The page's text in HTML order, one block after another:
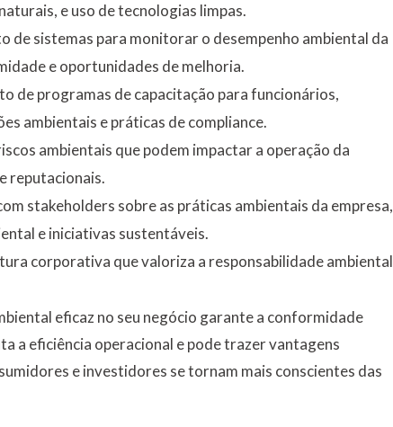
e uso de tecnologias limpas.
de sistemas para monitorar o desempenho ambiental da
e oportunidades de melhoria.
de programas de capacitação para funcionários,
ambientais e práticas de compliance.
ambientais que podem impactar a operação da
reputacionais.
stakeholders sobre as práticas ambientais da empresa,
e iniciativas sustentáveis.
corporativa que valoriza a responsabilidade ambiental
eficaz no seu negócio garante a conformidade
a eficiência operacional e pode trazer vantagens
e investidores se tornam mais conscientes das